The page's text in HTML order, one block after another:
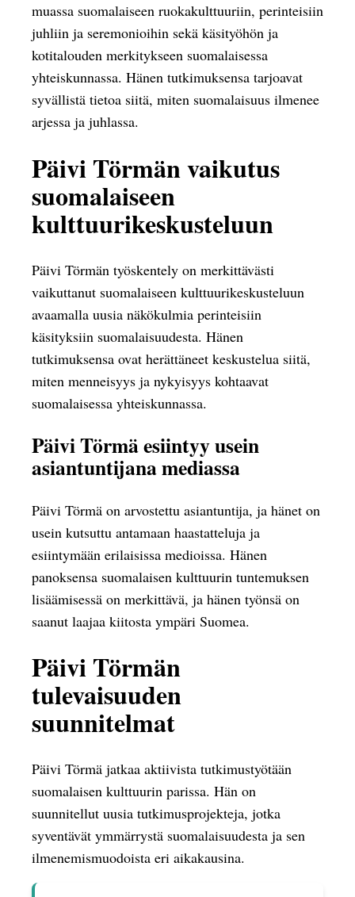
muassa suomalaiseen ruokakulttuuriin, perinteisiin
juhliin ja seremonioihin sekä käsityöhön ja
kotitalouden merkitykseen suomalaisessa
yhteiskunnassa. Hänen tutkimuksensa tarjoavat
syvällistä tietoa siitä, miten suomalaisuus ilmenee
arjessa ja juhlassa.
Päivi Törmän vaikutus
suomalaiseen
kulttuurikeskusteluun
Päivi Törmän työskentely on merkittävästi
vaikuttanut suomalaiseen kulttuurikeskusteluun
avaamalla uusia näkökulmia perinteisiin
käsityksiin suomalaisuudesta. Hänen
tutkimuksensa ovat herättäneet keskustelua siitä,
miten menneisyys ja nykyisyys kohtaavat
suomalaisessa yhteiskunnassa.
Päivi Törmä esiintyy usein
asiantuntijana mediassa
Päivi Törmä on arvostettu asiantuntija, ja hänet on
usein kutsuttu antamaan haastatteluja ja
esiintymään erilaisissa medioissa. Hänen
panoksensa suomalaisen kulttuurin tuntemuksen
lisäämisessä on merkittävä, ja hänen työnsä on
saanut laajaa kiitosta ympäri Suomea.
Päivi Törmän
tulevaisuuden
suunnitelmat
Päivi Törmä jatkaa aktiivista tutkimustyötään
suomalaisen kulttuurin parissa. Hän on
suunnitellut uusia tutkimusprojekteja, jotka
syventävät ymmärrystä suomalaisuudesta ja sen
ilmenemismuodoista eri aikakausina.